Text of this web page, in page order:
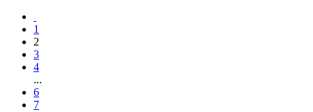
1
2
3
4
...
6
7